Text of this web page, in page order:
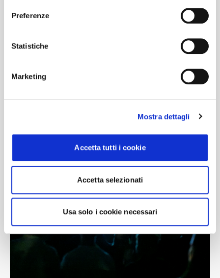
Preferenze
Statistiche
Marketing
Mostra dettagli
Accetta tutti i cookie
Accetta selezionati
Usa solo i cookie necessari